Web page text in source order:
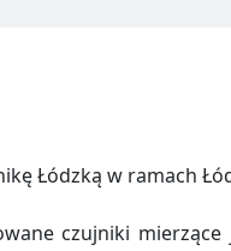
Łódzką w ramach
czujniki